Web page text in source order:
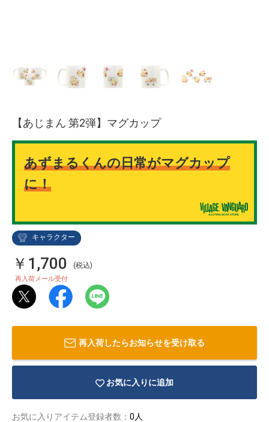
キャラクター
【あじまん 第2弾】マグカップ
あずまるくんの日常がマグカップ
に！
￥1,700 (税込)
再入荷メール受付
再入荷したらお知らせを受け取る
お気に入りに追加
お気に入りアイテム登録者数： 0人